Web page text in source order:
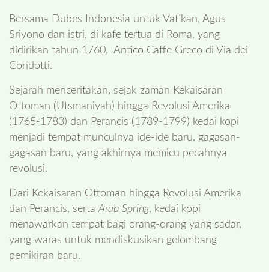
Bersama Dubes Indonesia untuk Vatikan, Agus
Sriyono dan istri, di kafe tertua di Roma, yang
didirikan tahun 1760, Antico Caffe Greco di Via dei
Condotti.
Sejarah menceritakan, sejak zaman Kekaisaran
Ottoman (Utsmaniyah) hingga Revolusi Amerika
(1765-1783) dan Perancis (1789-1799) kedai kopi
menjadi tempat munculnya ide-ide baru, gagasan-
gagasan baru, yang akhirnya memicu pecahnya
revolusi.
Dari Kekaisaran Ottoman hingga Revolusi Amerika
dan Perancis, sertaArab Spring, kedai kopi
menawarkan tempat bagi orang-orang yang sadar,
yang waras untuk mendiskusikan gelombang
pemikiran baru.